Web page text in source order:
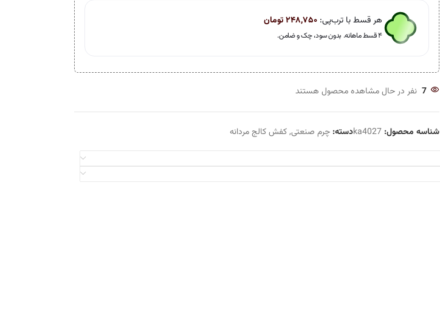
هر قسط با ترب‌پی: ۲۴۸,۷۵۰تومان
۴ قسط ماهانه. بدون سود، چک و ضامن.
7 نفر در حال مشاهده محصول هستند
شناسه محصول: ka4027دسته: چرم صنعتی,کفش کالج مردانه